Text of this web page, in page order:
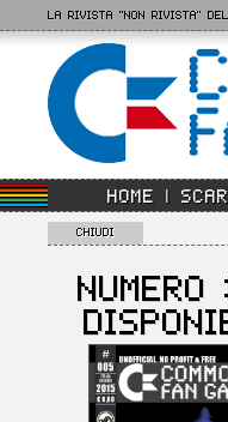
LA RIVISTA "NON RIVISTA"
HOME
CHIUDI